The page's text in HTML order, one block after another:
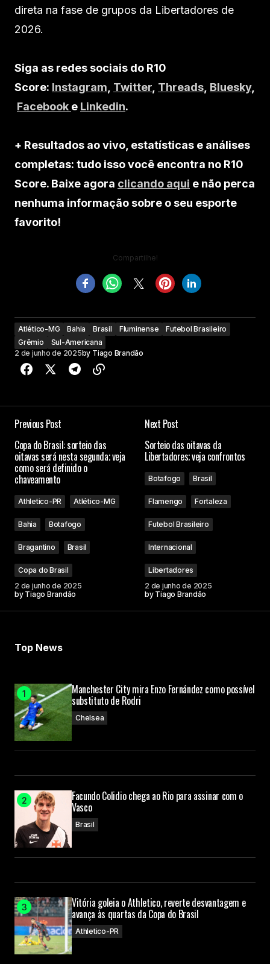
direta na fase de grupos da Libertadores de
2026.
Siga as redes sociais do R10
Score: Instagram Twitter Threads Bluesky,
Facebook e Linkedin.
+ Resultados ao vivo, estatísticas e análises
completas: tudo isso você encontra no R10
Score. Baixe agora clicando aqui e não perca
nenhuma informação sobre o seu esporte
favorito!
Compartilhe!
Atlético-MG Bahia Brasil Fluminense
Futebol Brasileiro
Grêmio
Sul-Americana
2 de junho de 2025by Tiago Brandão
Previous Post
Copa do Brasil: sorteio das
oitavas será nesta segunda; veja
como será definido o
chaveamento
Athletico-PR Atlético-MG
Bahia Botafogo
Bragantino Brasil
Copa do Brasil
2 de junho de 2025
by Tiago Brandão
Next Post
Sorteio das oitavas da
Libertadores; veja confrontos
Botafogo Brasil
Flamengo Fortaleza
Futebol Brasileiro
Internacional
Libertadores
2 de junho de 2025
by Tiago Brandão
Top News
Manchester City mira Enzo Fernández como possível
substituto de Rodri
Chelsea
Facundo Colidio chega ao Rio para assinar com o
Vasco
Brasil
Vitória goleia o Athletico, reverte desvantagem e
avança às quartas da Copa do Brasil
Athletico-PR